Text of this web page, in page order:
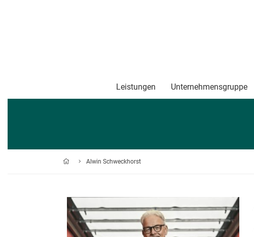
Al­win Schweck­horst
Leistungen Unternehmensgruppe